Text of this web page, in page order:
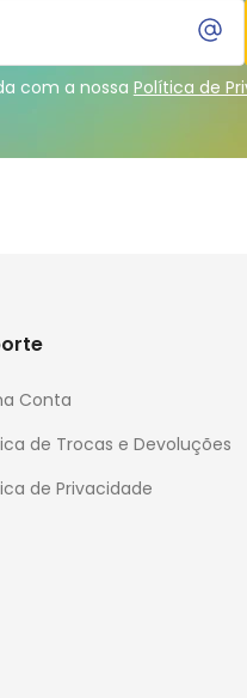
com a nossa Política de
Conta
de Trocas e Devoluções
de Privacidade